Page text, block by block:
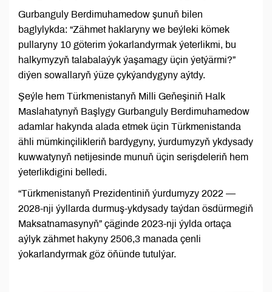
Gurbanguly Berdimuhamedow şunuň bilen
baglylykda: “Zähmet haklaryny we beýleki kömek
pullaryny 10 göterim ýokarlandyrmak ýeterlikmi, bu
halkymyzyň talabalaýyk ýaşamagy üçin ýetýärmi?”
diýen sowallaryň ýüze çykýandygyny aýtdy.
Şeýle hem Türkmenistanyň Milli Geňeşiniň Halk
Maslahatynyň Başlygy Gurbanguly Berdimuhamedow
adamlar hakynda alada etmek üçin Türkmenistanda
ähli mümkinçilikleriň bardygyny, ýurdumyzyň ykdysady
kuwwatynyň netijesinde munuň üçin serişdeleriň hem
ýeterlikdigini belledi.
“Türkmenistanyň Prezidentiniň ýurdumyzy 2022 —
2028-nji ýyllarda durmuş-ykdysady taýdan ösdürmegiň
Maksatnamasynyň” çäginde 2023-nji ýylda ortaça
aýlyk zähmet hakyny 2506,3 manada çenli
ýokarlandyrmak göz öňünde tutulýar.